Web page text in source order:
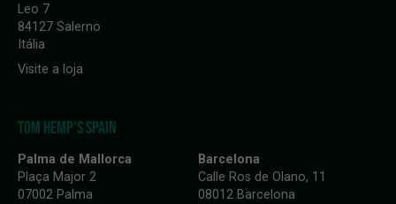
Leo 7
84127 Salerno
Itália
Visite a loja
TOM HEMP'S SPAIN
Palma de Mallorca
Plaça Major 2
07002 Palma
Barcelona
Calle Ros de Olano, 11
08012 Barcelona